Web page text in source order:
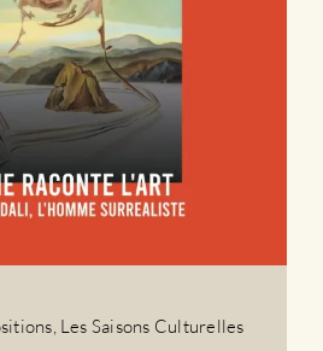
, Les Saisons Culturelles